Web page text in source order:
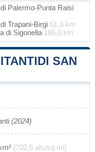
Palermo-Punta Raisi
Trapani-Birgi 61.3 km
di Sigonella 165.6 km
SAN
(2024)
(702,5 ab./sq mi)